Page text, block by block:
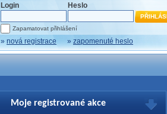
Login Heslo
Zapamatovat přihlášení
» nová registrace » zapomenuté heslo
Moje registrované akce